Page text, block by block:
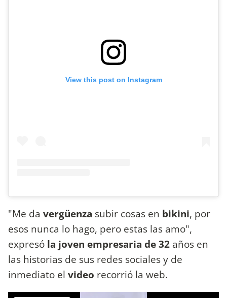
View this post on Instagram
"Me da vergüenza subir cosas en bikini, por
esos nunca lo hago, pero estas las amo",
expresó la joven empresaria de 32 años en
las historias de sus redes sociales y de
inmediato el video recorrió la web.